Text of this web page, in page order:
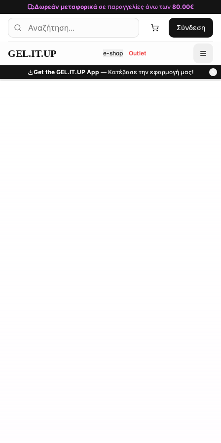
Μετάβαση στο κύριο περιεχόμενο
Δωρεάν μεταφορικάσε παραγγελίες άνω των 80.00€
Σύνδεση
GEL.IT.UP e-shop Outlet
Get the GEL.IT.UP App — Κατέβασε την εφαρμογή μας!